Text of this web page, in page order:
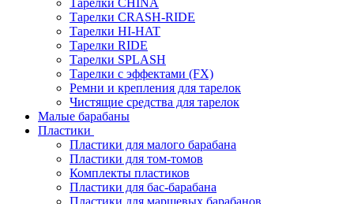
Тарелки CHINA
Тарелки CRASH-RIDE
Тарелки HI-HAT
Тарелки RIDE
Тарелки SPLASH
Тарелки с эффектами (FX)
Ремни и крепления для тарелок
Чистящие средства для тарелок
Малые барабаны
Пластики
Пластики для малого барабана
Пластики для том-томов
Комплекты пластиков
Пластики для бас-барабана
Пластики для маршевых барабанов